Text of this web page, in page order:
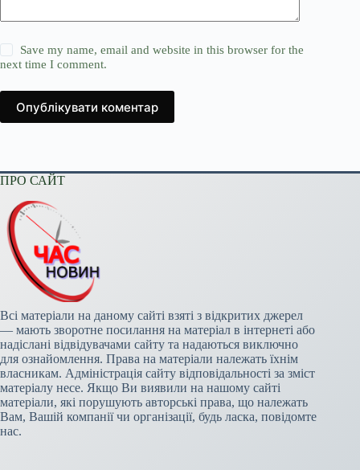
Save my name, email and website in this browser for the
next time I comment.
Опублікувати коментар
ПРО САЙТ
Всі матеріали на даному сайті взяті з відкритих джерел
— мають зворотне посилання на матеріал в інтернеті або
надіслані відвідувачами сайту та надаються виключно
для ознайомлення. Права на матеріали належать їхнім
власникам. Адміністрація сайту відповідальності за зміст
матеріалу несе. Якщо Ви виявили на нашому сайті
матеріали, які порушують авторські права, що належать
Вам, Вашій компанії чи організації, будь ласка, повідомте
нас.